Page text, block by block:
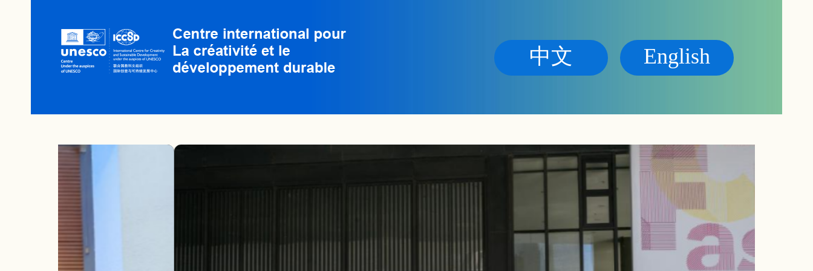
中文 English